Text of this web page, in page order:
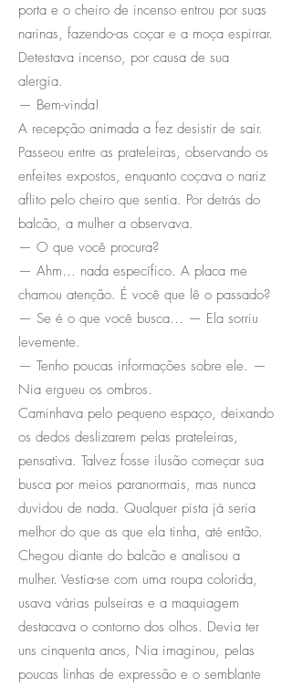
porta e o cheiro de incenso entrou por suas
narinas, fazendo-as coçar e a moça espirrar.
Detestava incenso, por causa de sua
alergia.
— Bem-vinda!
A recepção animada a fez desistir de sair.
Passeou entre as prateleiras, observando os
enfeites expostos, enquanto coçava o nariz
aflito pelo cheiro que sentia. Por detrás do
balcão, a mulher a observava.
— O que você procura?
— Ahm… nada específico. A placa me
chamou atenção. É você que lê o passado?
— Se é o que você busca… — Ela sorriu
levemente.
— Tenho poucas informações sobre ele. —
Nia ergueu os ombros.
Caminhava pelo pequeno espaço, deixando
os dedos deslizarem pelas prateleiras,
pensativa. Talvez fosse ilusão começar sua
busca por meios paranormais, mas nunca
duvidou de nada. Qualquer pista já seria
melhor do que as que ela tinha, até então.
Chegou diante do balcão e analisou a
mulher. Vestia-se com uma roupa colorida,
usava várias pulseiras e a maquiagem
destacava o contorno dos olhos. Devia ter
uns cinquenta anos, Nia imaginou, pelas
poucas linhas de expressão e o semblante